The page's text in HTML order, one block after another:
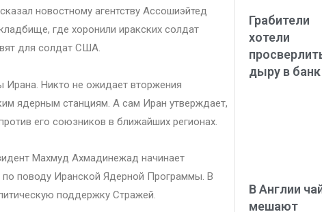
новостному агентству Ассошиэйтед
где хоронили иракских солдат
для солдат США.
Ирана. Никто не ожидает вторжения
ядерным станциям. А сам Иран утверждает,
его союзников в ближайших регионах.
Махмуд Ахмадинежад начинает
по поводу Иранской Ядерной Программы. В
поддержку Стражей.
Грабители
хотели
дыру в банк
В Англии
мешают